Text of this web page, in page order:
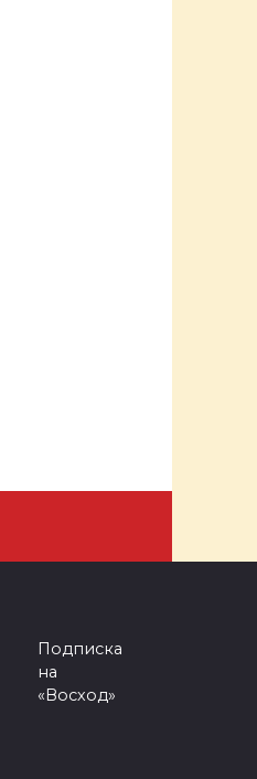
Подписка
на
«Восход»